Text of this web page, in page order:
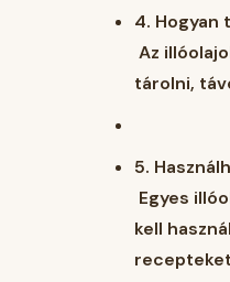
4. Hogyan
Az
tárolni,
5.
Egyes
kell